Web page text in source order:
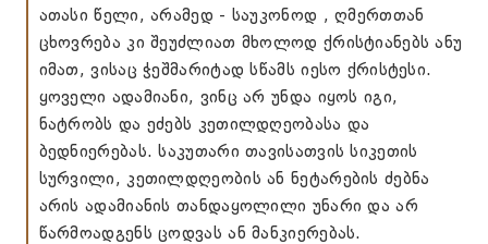
ათასი წელი, არამედ - საუკონოდ , ღმერთთან
ცხოვრება კი შეუძლიათ მხოლოდ ქრისტიანებს ანუ
იმათ, ვისაც ჭეშმარიტად სწამს იესო ქრისტესი.
ყოველი ადამიანი, ვინც არ უნდა იყოს იგი,
ნატრობს და ეძებს კეთილდღეობასა და
ბედნიერებას. საკუთარი თავისათვის სიკეთის
სურვილი, კეთილდღეობის ან ნეტარების ძებნა
არის ადამიანის თანდაყოლილი უნარი და არ
წარმოადგენს ცოდვას ან მანკიერებას.